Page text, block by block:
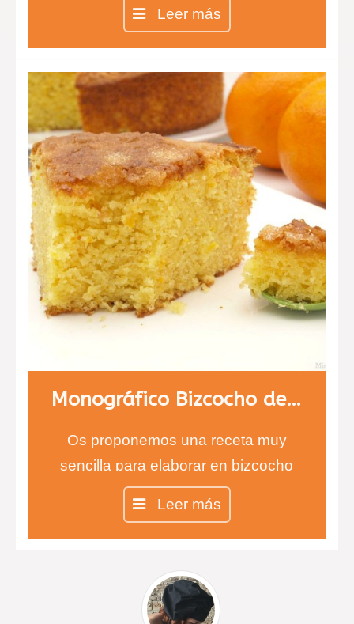
la tarta de queso sin horno o la
clásica, lo más importante es su
exquisito sabor.
Leer más
Monográfico Bizcocho de naranja
Os proponemos una receta muy
sencilla para elaborar en bizcocho
de naranja, ideal para cualquier hora
del día, pero sobre todo a la hora del
desayuno por el sabor tan intenso
que le proporciona la cáscara de
naranja.
Leer más